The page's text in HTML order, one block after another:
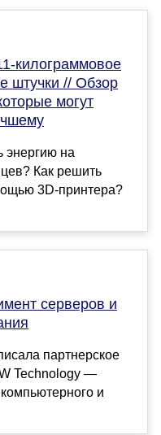
килограммовое
штучки // Обзор
могут
энергию на
Как решить
3D-принтера?
серверов и
партнерское
Technology —
и